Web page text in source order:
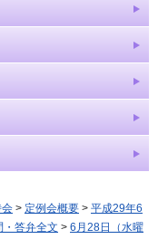
会 > 定例会概要 > 平成29年6
答弁全文 > 6月28日（水曜